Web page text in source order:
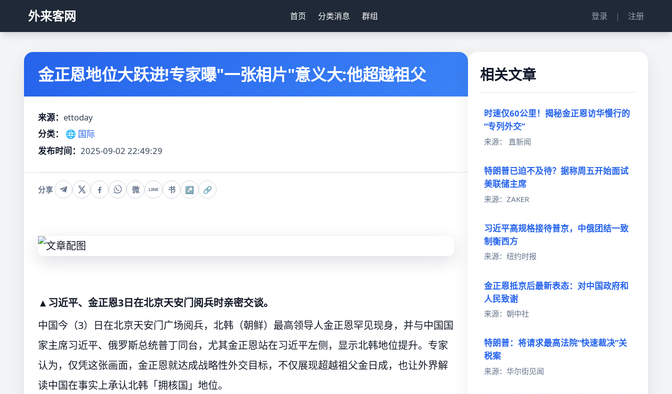
外来客网 首页 分类消息 群组 登录 | 注册
金正恩地位大跃进!专家曝"一张相片"意义大:他超越祖父
来源： ettoday
分类：
🌐 国际
发布时间： 2025-09-02 22:49:29
分享 微 LINE 书 ↗ 🔗
▲习近平、金正恩3日在北京天安门阅兵时亲密交谈。
中国今（3）日在北京天安门广场阅兵，北韩（朝鲜）最高领导人金正恩罕见现身，并与中国国
家主席习近平、俄罗斯总统普丁同台，尤其金正恩站在习近平左侧，显示北韩地位提升。专家
认为，仅凭这张画面，金正恩就达成战略性外交目标，不仅展现超越祖父金日成，也让外界解
读中国在事实上承认北韩「拥核国」地位。
相关文章
时速仅60公里！揭秘金正恩访华慢行的
“专列外交”
来源： 直新闻
特朗普已迫不及待？据称周五开始面试
美联储主席
来源：ZAKER
习近平高规格接待普京，中俄团结一致
制衡西方
来源：纽约时报
金正恩抵京后最新表态：对中国政府和
人民致谢
来源：朝中社
特朗普：将请求最高法院“快速裁决”关
税案
来源：华尔街见闻